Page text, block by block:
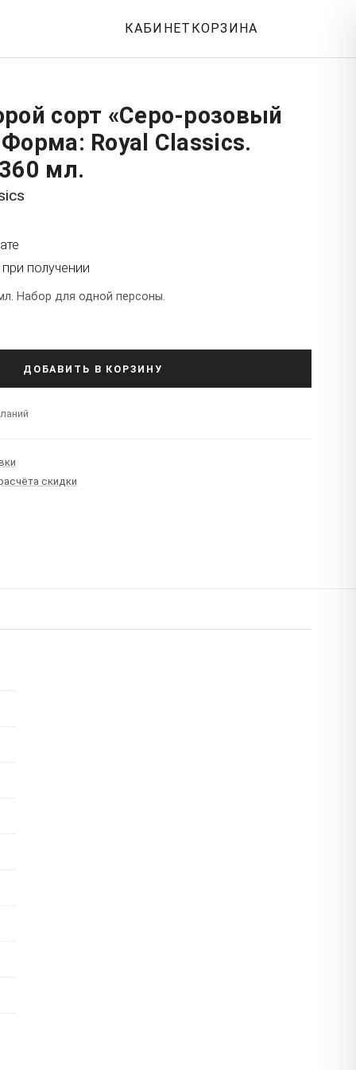
КАБИНЕТ КОРЗИНА
сорт «Серо-розовый
Royal Classics.
мл.
получении
Набор для одной персоны.
ДОБАВИТЬ В КОРЗИНУ
скидки